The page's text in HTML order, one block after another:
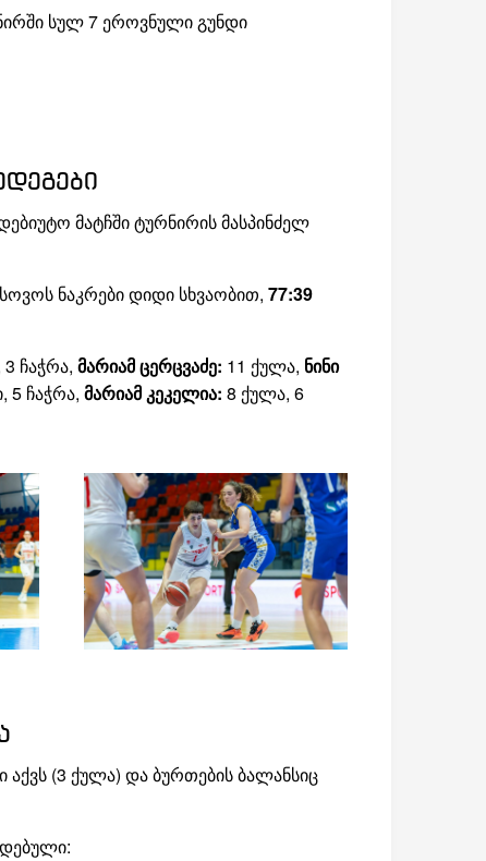
სულ 7 ეროვნული გუნდი
მატჩში ტურნირის მასპინძელ
ნაკრები დიდი სხვაობით, 77:39
ჩაჭრა, მარიამ ცერცვაძე: 11 ქულა, ნინი
5 ჩაჭრა, მარიამ კეკელია: 8 ქულა, 6
(3 ქულა) და ბურთების ბალანსიც